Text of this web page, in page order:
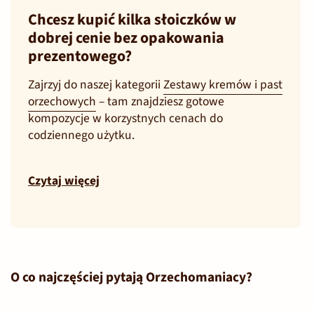
Chcesz kupić kilka słoiczków w
dobrej cenie bez opakowania
prezentowego?
Zajrzyj do naszej kategorii Zestawy kremów i past
orzechowych – tam znajdziesz gotowe
kompozycje w korzystnych cenach do
codziennego użytku.
Czytaj więcej
O co najczęściej pytają Orzechomaniacy?